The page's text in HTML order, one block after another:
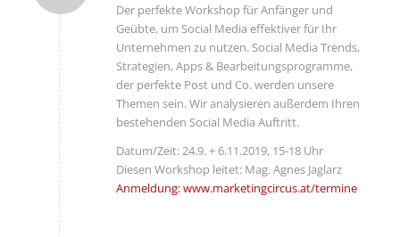
Der perfekte Workshop für Anfänger und
Geübte, um Social Media effektiver für Ihr
Unternehmen zu nutzen. Social Media Trends,
Strategien, Apps & Bearbeitungsprogramme,
der perfekte Post und Co. werden unsere
Themen sein. Wir analysieren außerdem Ihren
bestehenden Social Media Auftritt.
Datum/Zeit: 24.9. + 6.11.2019, 15-18 Uhr
Diesen Workshop leitet: Mag. Agnes Jaglarz
Anmeldung: www.marketingcircus.at/termine